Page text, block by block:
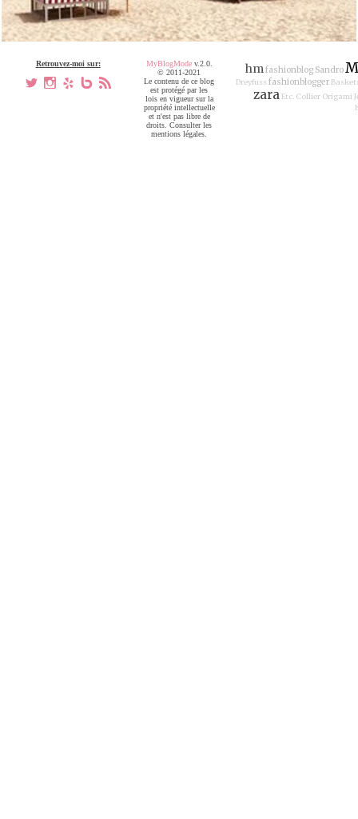
Retrouvez-moi sur:
a x h V ,
hmfashionblog Sandro
Dreyfuss fashionblogger
zaraEtc. Collier Origami
MyBlogModev.2.0.
© 2011-2021
Le contenu de ce blog
est protégé par les
lois en vigueur sur la
propriété intellectuelle
et n'est pas libre de
droits. Consulter les
mentions légales.